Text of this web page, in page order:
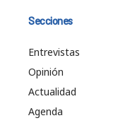
Secciones
Entrevistas
Opinión
Actualidad
Agenda